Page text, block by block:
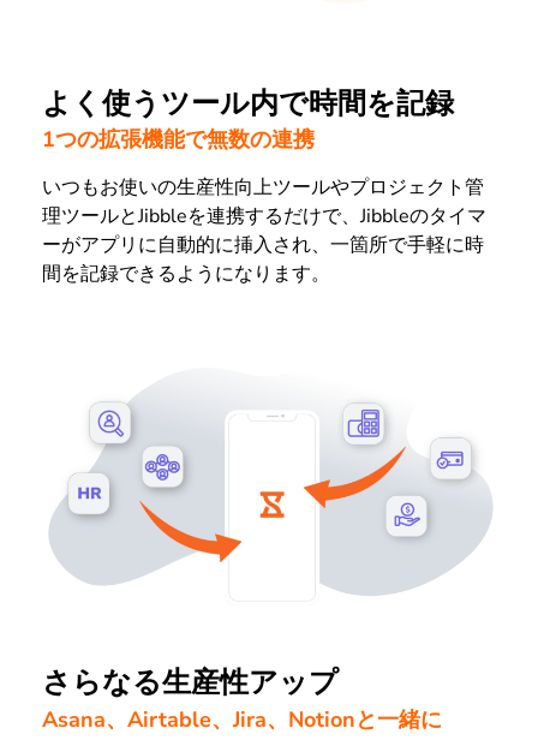
よく使うツール内で時間を記録
1つの拡張機能で無数の連携
いつもお使いの生産性向上ツールやプロジェクト管
理ツールとJibbleを連携するだけで、Jibbleのタイマ
ーがアプリに自動的に挿入され、一箇所で手軽に時
間を記録できるようになります。
さらなる生産性アップ
Asana、Airtable、Jira、Notionと一緒に